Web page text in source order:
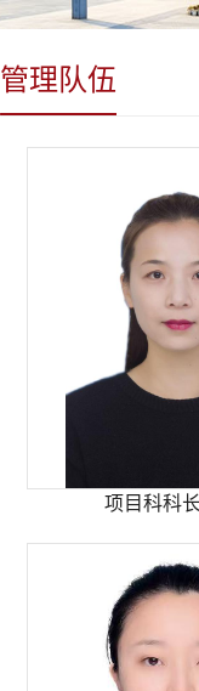
管理队伍
项目科科